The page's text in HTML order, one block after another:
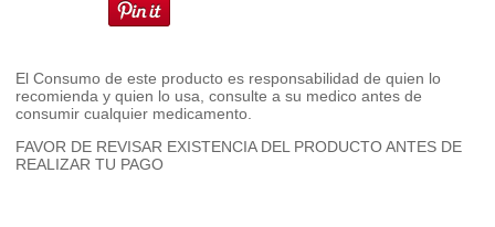
El Consumo de este producto es responsabilidad de quien lo
recomienda y quien lo usa, consulte a su medico antes de
consumir cualquier medicamento.
FAVOR DE REVISAR EXISTENCIA DEL PRODUCTO ANTES DE
REALIZAR TU PAGO